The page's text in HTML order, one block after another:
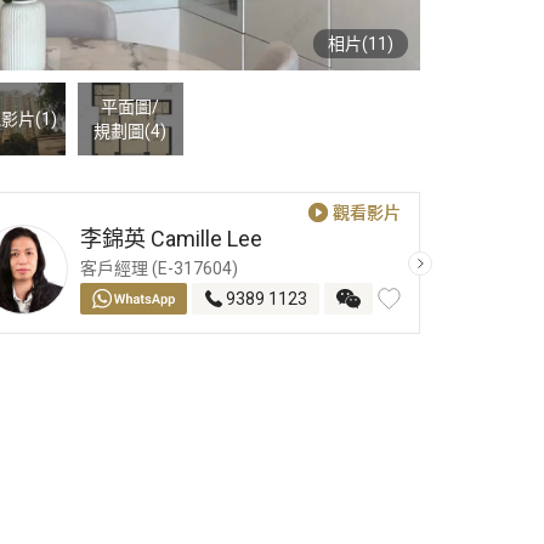
相片(11)
片(1)
平面圖/
規劃圖(4)
觀看影片
李錦英 Camille Lee
觀看影片
客戶經理 (E-317604)
9389 1123